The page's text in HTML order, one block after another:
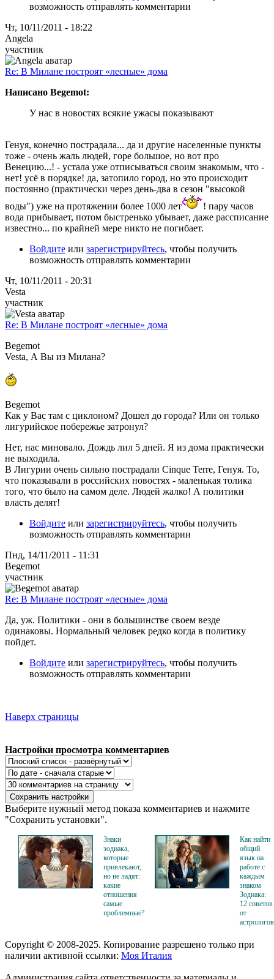
возможность отправлять комментарии
Чт, 10/11/2011 - 18:22
Angela
участник
Re: В Милане построят «лесные» дома
Написано Begemot:
У нас в новостях всякие ужасы показывают
Генуя, конечно пострадала... да и другие населенные пункты
тоже - очень жаль людей, горе большое, но вот про
Венецию...! - устала уже отписываться своим знакомым, что -
нет! усё в порядке! да, затопило город, но это происходит
постоянно (практически через день-два в сезон "высокой
воды") уже на протяжении более 1000 лет
! пару часов
вода прибывает, потом быстренько убывает, даже рассписание
известно... по крайней мере никто не погибает.
Войдите или зарегистрируйтесь, чтобы получить
возможность отправлять комментарии
Чт, 10/11/2011 - 20:31
Vesta
участник
Re: В Милане построят «лесные» дома
Begemot
Vesta, А Вы из Милана?
Begemot
Как у Вас там с циклоном? Дошел до города? Или он только
лигурийское побережье затронул?
Нет, нас миновало. Дождь лил 5 дней. Я из дома практически
не выходила.
В Лигурии очень сильно пострадали Cinque Terre, Генуя. То,
что показывали в российских новостях - маленькая толика
того, что было на самом деле. Людей жалко! А политики
власть делят!
Войдите или зарегистрируйтесь, чтобы получить
возможность отправлять комментарии
Пнд, 14/11/2011 - 11:31
Begemot
участник
Re: В Милане построят «лесные» дома
Да, уж. Политики - они в большинстве своем везде
одинаковы. Нормальный человек редко когда в политику
пойдет.
Войдите или зарегистрируйтесь, чтобы получить
возможность отправлять комментарии
Наверх страницы
Настройки просмотра комментариев
Выберите нужный метод показа комментариев и нажмите
"Сохранить установки".
Знаки
зодиака,
которые
привлекают,
но не ладят:
какие
отношения
самые
проблемные?
Как найти
общий
язык на
работе с
каждым
знаком
Зодиака:
12 советов
от
астрологов
Copyright © 2008-2025. Копирование разрешено только при
наличии активной ссылки: Моя Италия